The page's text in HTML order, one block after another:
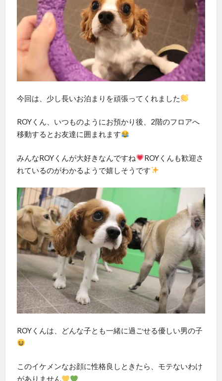
今回は、少し長いお泊まりを頑張ってくれました
ROYくん、いつものようにお預かり後、2階のフロアへ
移動するとお友達に囲まれます
みんなROYくんが大好きなんですね
ROYくんも歓迎さ
れているのがわかるようで嬉しそうです
ROYくんは、どんな子とも一緒に過ごせる優しい男の子
このイケメンなお顔に性格良しときたら、モテないわけ
がありません